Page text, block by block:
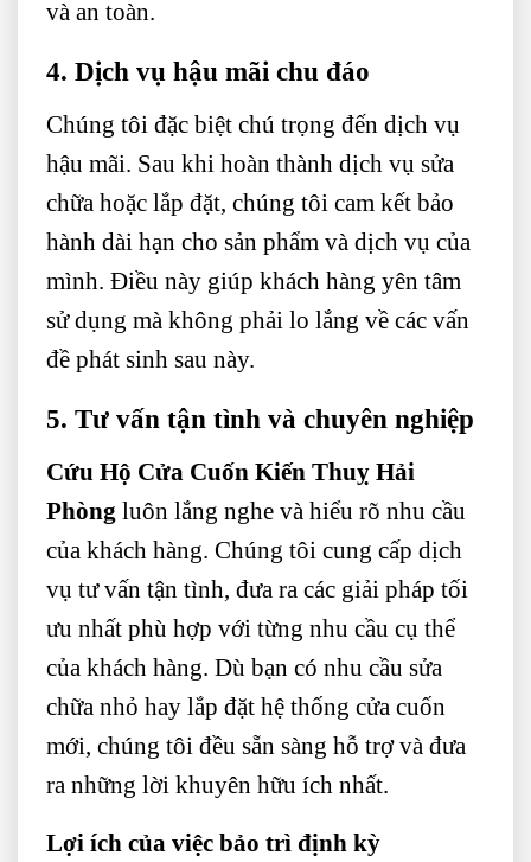
và an toàn.
4. Dịch vụ hậu mãi chu đáo
Chúng tôi đặc biệt chú trọng đến dịch vụ
hậu mãi. Sau khi hoàn thành dịch vụ sửa
chữa hoặc lắp đặt, chúng tôi cam kết bảo
hành dài hạn cho sản phẩm và dịch vụ của
mình. Điều này giúp khách hàng yên tâm
sử dụng mà không phải lo lắng về các vấn
đề phát sinh sau này.
5. Tư vấn tận tình và chuyên nghiệp
Cứu Hộ Cửa Cuốn Kiến Thuỵ Hải
Phòng luôn lắng nghe và hiểu rõ nhu cầu
của khách hàng. Chúng tôi cung cấp dịch
vụ tư vấn tận tình, đưa ra các giải pháp tối
ưu nhất phù hợp với từng nhu cầu cụ thể
của khách hàng. Dù bạn có nhu cầu sửa
chữa nhỏ hay lắp đặt hệ thống cửa cuốn
mới, chúng tôi đều sẵn sàng hỗ trợ và đưa
ra những lời khuyên hữu ích nhất.
Lợi ích của việc bảo trì định kỳ